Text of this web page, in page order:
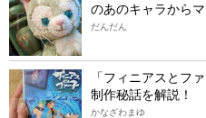
のあのキャラから
だんだん
「フィニアスとフ
制作秘話を解説！
かなざわまゆ